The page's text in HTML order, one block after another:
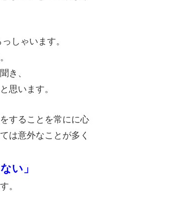
しゃいます。
き、
思います。
することを常にに心
は意外なことが多く
い」
。